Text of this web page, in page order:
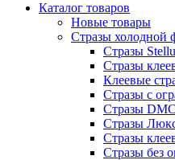
Каталог товаров
Новые товары
Стразы холодной
Стразы
Стразы
Клеевые
Стразы с
Стразы
Стразы
Стразы
Стразы без